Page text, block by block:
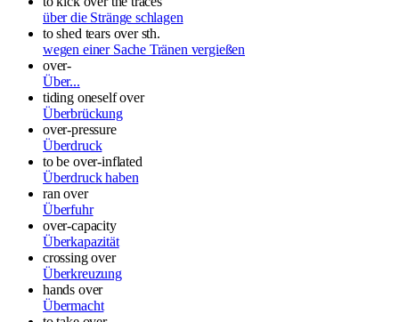
über die Stränge schlagen
to shed tears over sth.
wegen einer Sache Tränen vergießen
over-
Über...
tiding oneself over
Überbrückung
over-pressure
Überdruck
to be over-inflated
Überdruck haben
ran over
Überfuhr
over-capacity
Überkapazität
crossing over
Überkreuzung
hands over
Übermacht